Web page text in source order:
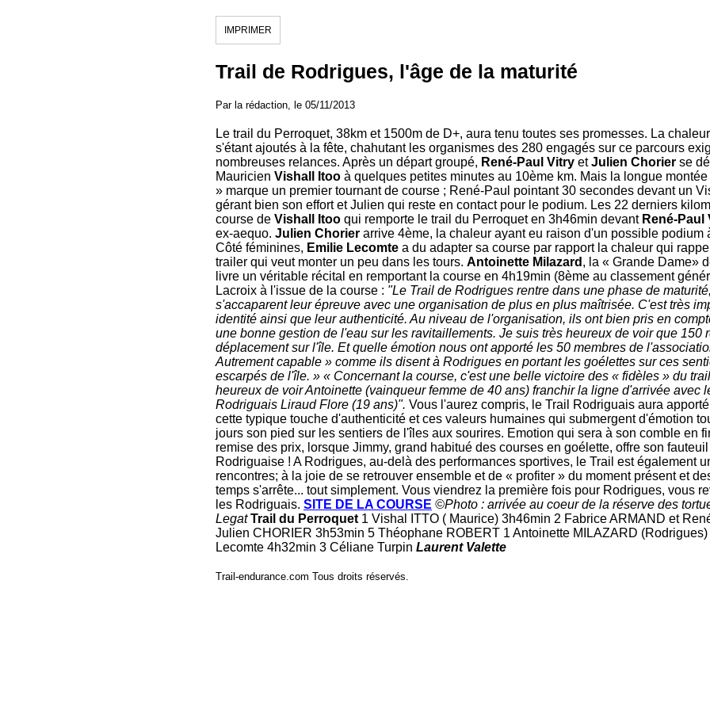
IMPRIMER
Trail de Rodrigues, l'âge de la maturité
Par la rédaction, le 05/11/2013
Le trail du Perroquet, 38km et 1500m de D+, aura tenu toutes ses promesses. La
s'étant ajoutés à la fête, chahutant les organismes des 280 engagés sur ce parcours
nombreuses relances. Après un départ groupé, René-Paul Vitry etJulien Chorier se
Mauricien Vishall Itoo à quelques petites minutes au 10ème km. Mais la longue
» marque un premier tournant de course ; René-Paul pointant 30 secondes devant un
gérant bien son effort et Julien qui reste en contact pour le podium. Les 22 derniers
course de Vishall Itoo qui remporte le trail du Perroquet en 3h46min devant René-Paul
ex-aequo. Julien Chorier arrive 4ème, la chaleur ayant eu raison d'un possible podium
Côté féminines, Emilie Lecomte a du adapter sa course par rapport la chaleur qui
trailer qui veut monter un peu dans les tours. Antoinette Milazard , la « Grande Dame»
livre un véritable récital en remportant la course en 4h19min (8ème au classement
Lacroix à l'issue de la course : "Le Trail de Rodrigues rentre dans une phase de
s'accaparent leur épreuve avec une organisation de plus en plus maîtrisée. C'est très
identité ainsi que leur authenticité. Au niveau de l'organisation, ils ont bien pris en
une bonne gestion de l'eau sur les ravitaillements. Je suis très heureux de voir que 150
déplacement sur l'île. Et quelle émotion nous ont apporté les 50 membres de
Autrement capable » comme ils disent à Rodrigues en portant les goélettes sur ces
escarpés de l'île. » « Concernant la course, c'est une belle victoire des « fidèles » du
heureux de voir Antoinette (vainqueur femme de 40 ans) franchir la ligne d'arrivée avec
Rodriguais Liraud Flore (19 ans)". Vous l'aurez compris, le Trail Rodriguais aura
cette typique touche d'authenticité et ces valeurs humaines qui submergent d'émotion
jours son pied sur les sentiers de l'îles aux sourires. Emotion qui sera à son comble en
remise des prix, lorsque Jimmy, grand habitué des courses en goélette, offre son
Rodriguaise ! A Rodrigues, au-delà des performances sportives, le Trail est également
rencontres; à la joie de se retrouver ensemble et de « profiter » du moment présent et
temps s'arrête... tout simplement. Vous viendrez la première fois pour Rodrigues, vous
les Rodriguais. SITE DE LA COURSE ©Photo : arrivée au coeur de la réserve des
Legat Trail du Perroquet 1 Vishal ITTO ( Maurice) 3h46min 2 Fabrice ARMAND et
Julien CHORIER 3h53min 5 Théophane ROBERT 1 Antoinette MILAZARD
Lecomte 4h32min 3 Céliane Turpin Laurent Valette
Trail-endurance.com Tous droits réservés.